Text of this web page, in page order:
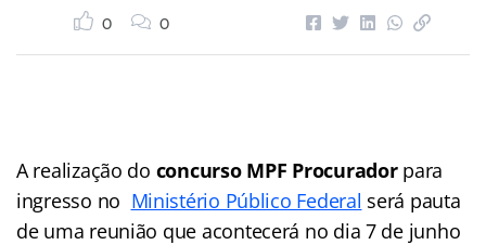
0 0
A realização do concurso MPF Procuradorpara
ingresso no Ministério Público Federal será pauta
de uma reunião que acontecerá no dia 7 de junho